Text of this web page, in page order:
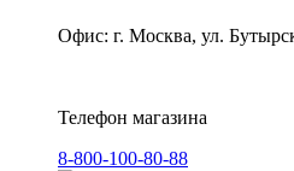
Офис: г. Москва, ул.
Телефон магазина
8-800-100-80-88